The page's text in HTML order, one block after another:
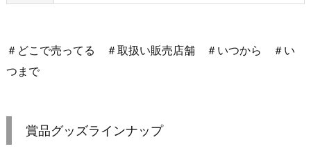
＃どこで売ってる ＃取扱い販売店舗 ＃いつから ＃い
つまで
賞品グッズラインナップ